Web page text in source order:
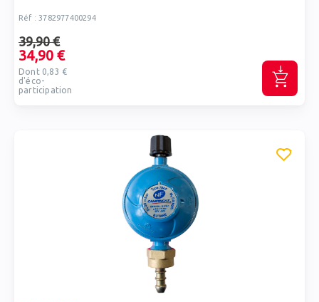
Réf : 3782977400294
34,90 €
39,90 €
Dont 0,83 €
d'éco-
participation